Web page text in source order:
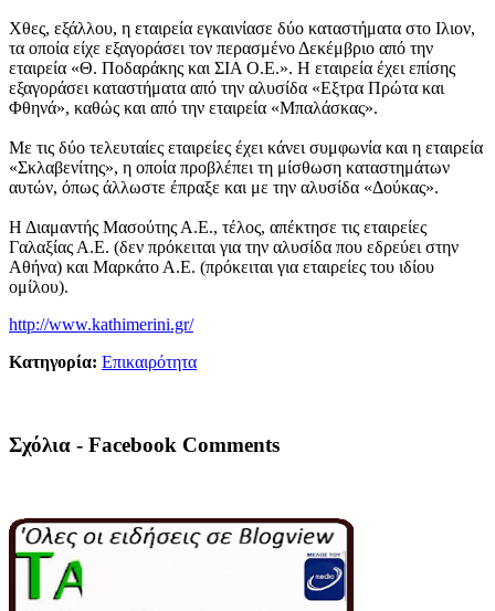
Χθες, εξάλλου, η εταιρεία εγκαινίασε δύο καταστήματα στο Ιλιον,
τα οποία είχε εξαγοράσει τον περασμένο Δεκέμβριο από την
εταιρεία «Θ. Ποδαράκης και ΣΙΑ Ο.Ε.». Η εταιρεία έχει επίσης
εξαγοράσει καταστήματα από την αλυσίδα «Εξτρα Πρώτα και
Φθηνά», καθώς και από την εταιρεία «Μπαλάσκας».
Με τις δύο τελευταίες εταιρείες έχει κάνει συμφωνία και η εταιρεία
«Σκλαβενίτης», η οποία προβλέπει τη μίσθωση καταστημάτων
αυτών, όπως άλλωστε έπραξε και με την αλυσίδα «Δούκας».
Η Διαμαντής Μασούτης Α.Ε., τέλος, απέκτησε τις εταιρείες
Γαλαξίας Α.Ε. (δεν πρόκειται για την αλυσίδα που εδρεύει στην
Αθήνα) και Μαρκάτο Α.Ε. (πρόκειται για εταιρείες του ιδίου
ομίλου).
http://www.kathimerini.gr/
Κατηγορία: Επικαιρότητα
Σχόλια - Facebook Comments